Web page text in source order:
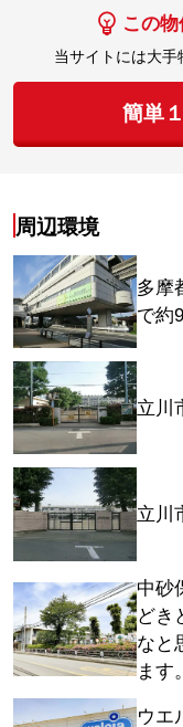
この
当サイトには大手
簡単
周辺環境
多摩
で約
立川
立川
中砂
どき
なと
ます。
ウエ